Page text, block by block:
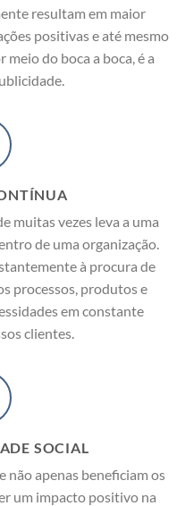
resultam em maior
positivas e até mesmo
do boca a boca, é a
muitas vezes leva a uma
de uma organização.
à procura de
processos, produtos e
em constante
clientes.
SOCIAL
não apenas beneficiam os
um impacto positivo na